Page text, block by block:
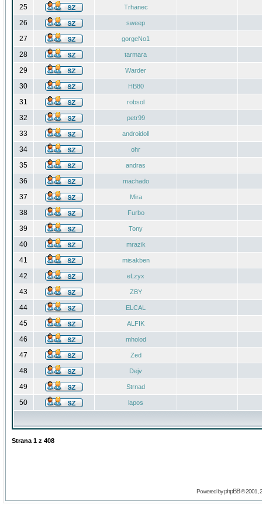
25 Trhanec
26 sweep
27 gorgeNo1
28 tarmara
29 Warder
30 HB80
31 robsol
32 petr99
33 androidoll
34 ohr
35 andras
36 machado
37 Mira
38 Furbo
39 Tony
40 mrazik
41 misakben
42 eLzyx
43 ZBY
44 ELCAL
45 ALFIK
46 mholod
47 Zed
48 Dejv
49 Strnad
50 lapos
Strana 1 z 408
Powered byphpBB© 2001,